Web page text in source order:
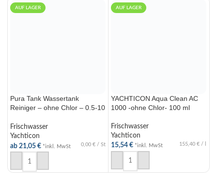
AUF LAGER
Pura Tank Wassertank
Reiniger – ohne Chlor – 0.5-10
Frischwasser
Yachticon
ab 21,05 € *inkl. MwSt 0,00 € / St
AUSFÜHRUNG WÄHLEN
AUF LAGER
YACHTICON Aqua Clean AC
1000 -ohne Chlor- 100 ml
Frischwasser
Yachticon
15,54 € *inkl. MwSt 155,40 € /
IN DEN WARENKORB